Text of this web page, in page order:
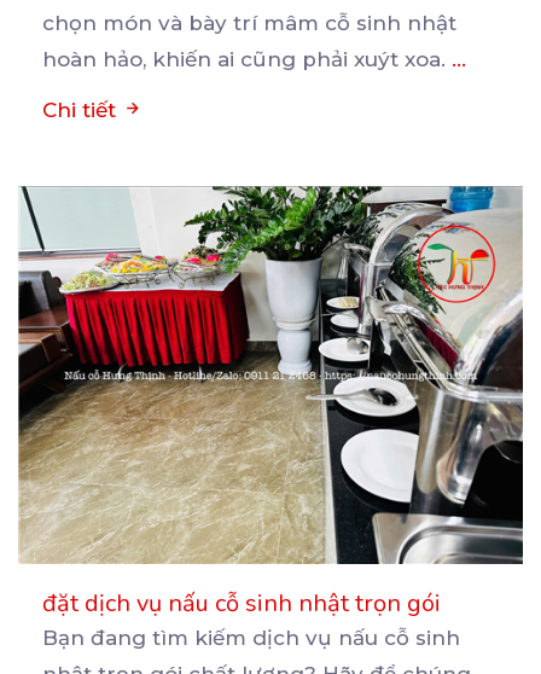
chọn món và bày trí mâm cỗ sinh nhật
hoàn hảo, khiến ai cũng phải xuýt xoa. ...
Chi tiết
đặt dịch vụ nấu cỗ sinh nhật trọn gói
Bạn đang tìm kiếm dịch vụ nấu cỗ sinh